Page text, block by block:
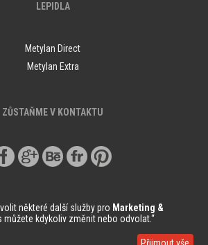
LEPIDLA
Metylan Direct
Metylan Extra
ZŮSTAŇME V KONTAKTU
některé další služby pro Marketing &
můžete kdykoliv změnit nebo odvolat.“